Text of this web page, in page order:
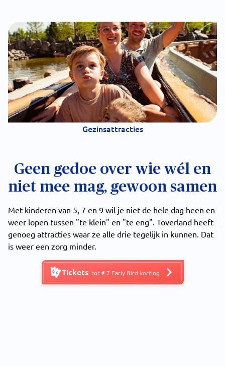
Gezinsattracties
Geen gedoe over wie wél en
niet mee mag, gewoon samen
Met kinderen van 5, 7 en 9 wil je niet de hele dag heen en
weer lopen tussen "te klein" en "te eng". Toverland heeft
genoeg attracties waar ze alle drie tegelijk in kunnen. Dat
is weer een zorg minder.
Tickets tot € 7 Early Bird korting